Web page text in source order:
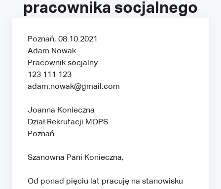
pracownika socjalnego
Poznań, 08.10.2021
Adam Nowak
Pracownik socjalny
123 111 123
adam.nowak@gmail.com
Joanna Konieczna
Dział Rekrutacji MOPS
Poznań
Szanowna Pani Konieczna,
Od ponad pięciu lat pracuję na stanowisku